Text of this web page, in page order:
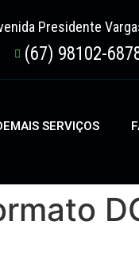
Presidente
(67) 98102-
SERVIÇOS